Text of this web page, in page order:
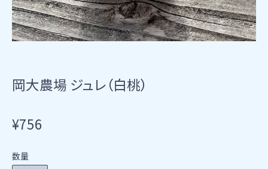
岡大農場 ジュレ（白桃）
¥756
数量